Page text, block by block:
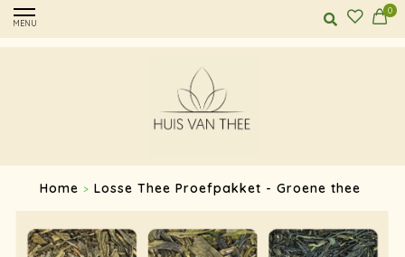
MENU
0
Home > Losse Thee Proefpakket - Groene thee